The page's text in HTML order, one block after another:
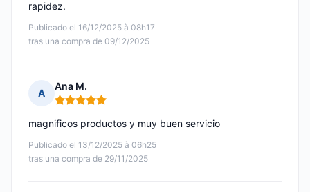
Publicado el 16/12/2025 à 08h17
tras una compra de 09/12/2025
rapidez.
A
Ana M.
Nota: 5 de 5
Publicado el 13/12/2025 à 06h25
tras una compra de 29/11/2025
magnificos productos y muy buen servicio